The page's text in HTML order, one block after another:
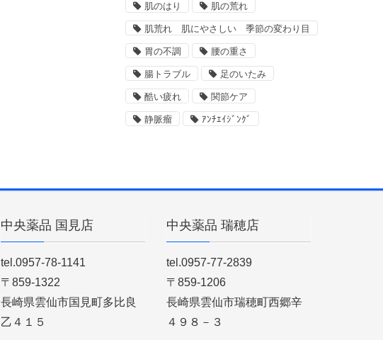
肌のはり 肌の荒れ
肌荒れ 肌にやさしい 季節の変わり目
胃の不調 腰の重さ
腸トラブル 足のいたみ
酷い疲れ 関節ケア
静脈瘤 ｱﾝﾁｴｲｼﾞﾝｸﾞ
中央薬品 国見店
tel.0957-78-1141
〒859-1322
長崎県雲仙市国見町多比良
乙４１５
中央薬品 瑞穂店
tel.0957-77-2839
〒859-1206
長崎県雲仙市瑞穂町西郷辛
４９８－３